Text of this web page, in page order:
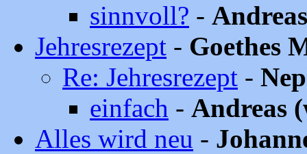
sinnvoll? -
Jehresrezept - Goethes
Re: Jehresrezept -
einfach - Andreas
Alles wird neu -